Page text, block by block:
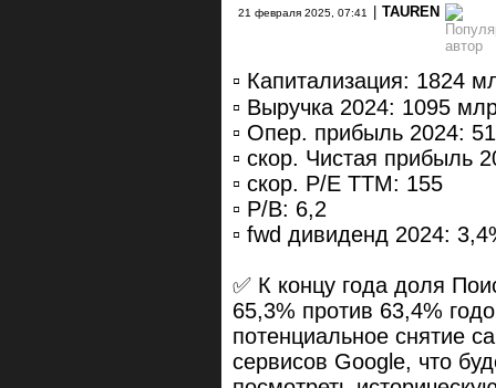
21 февраля 2025, 07:41 TAUREN
▫️ Капитализация: 1824
▫️ Выручка 2024: 1095
▫️ Опер. прибыль 2024:
▫️ скор. Чистая прибыль
▫️ скор. P/E ТТМ: 155
▫️ P/B: 6,2
▫️ fwd дивиденд 2024:
✅ К концу года доля
65,3% против 63,4%
потенциальное снятие
сервисов Google, что